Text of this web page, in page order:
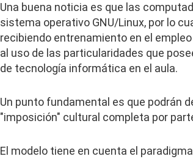
Una buena noticia es que las
sistema operativo GNU/Linux, por lo
recibiendo entrenamiento en el
al uso de las particularidades que
de tecnología informática en el aula.
Un punto fundamental es que podrán
"imposición" cultural completa por
El modelo tiene en cuenta el